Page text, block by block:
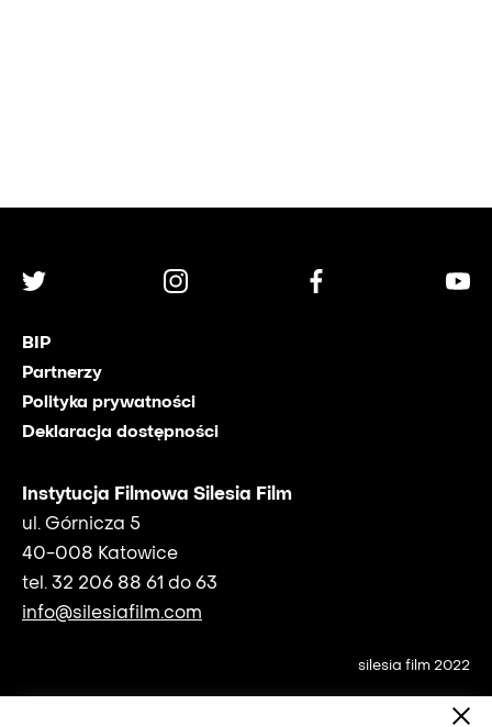
Instytucja Filmowa Silesia Film
ul. Górnicza 5
40-008 Katowice
tel. 32 206 88 61 do 63
info@silesiafilm.com
BIP
Partnerzy
Polityka prywatności
Deklaracja dostępności
silesia film 2022